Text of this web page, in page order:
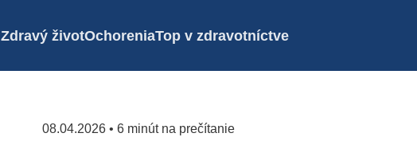
Zdravý životOchoreniaTop v zdravotníctve
08.04.2026 • 6 minút na prečítanie